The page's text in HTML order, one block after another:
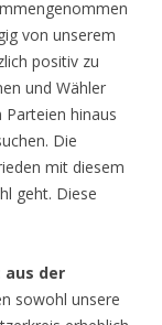
von unserem
positiv zu
und Wähler
hinaus
Die
mit diesem
geht. Diese
aus der
sowohl unsere